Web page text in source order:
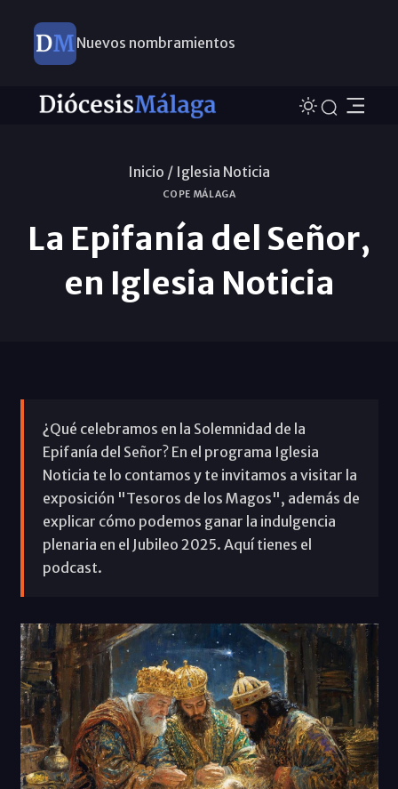
Nuevos nombramientos
Inicio / Iglesia Noticia
COPE MÁLAGA
La Epifanía del Señor,
en Iglesia Noticia
¿Qué celebramos en la Solemnidad de la
Epifanía del Señor? En el programa Iglesia
Noticia te lo contamos y te invitamos a visitar la
exposición "Tesoros de los Magos", además de
explicar cómo podemos ganar la indulgencia
plenaria en el Jubileo 2025. Aquí tienes el
podcast.